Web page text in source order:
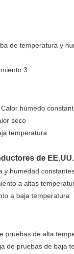
de temperatura y
3
húmedo
seco
temperatura
de
y humedad
a altas
a baja temperatura
pruebas de alta
de pruebas de baja